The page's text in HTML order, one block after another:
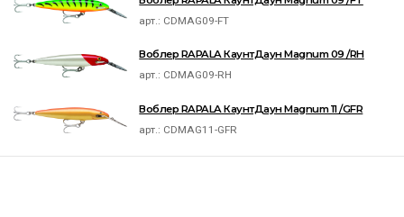
арт.: CDMAG09-FT
Воблер RAPALA КаунтДаун Magnum 09 /RH
арт.: CDMAG09-RH
Воблер RAPALA КаунтДаун Magnum 11 /GFR
арт.: CDMAG11-GFR